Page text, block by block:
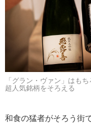
「グラン・ヴァン」はも
超人気銘柄をそろえる
和食の猛者がそろう街